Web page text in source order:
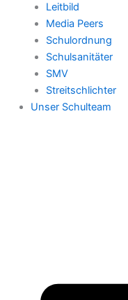
Leitbild
Media Peers
Schulordnung
Schulsanitäter
SMV
Streitschlichter
Unser Schulteam